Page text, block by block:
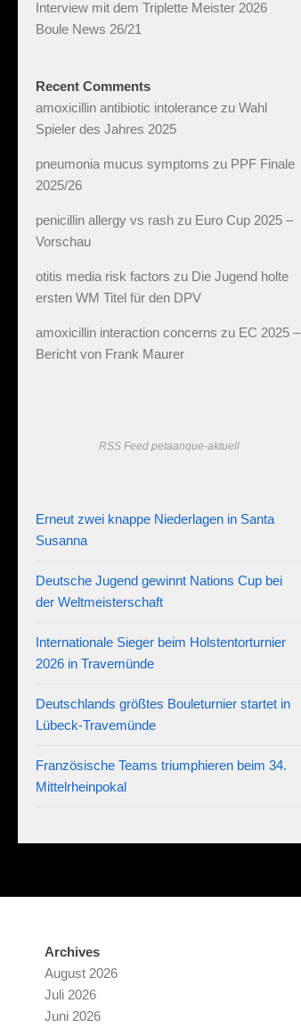
Interview mit dem Triplette Meister 2026
Boule News 26/21
Recent Comments
amoxicillin antibiotic intolerance zu Wahl
Spieler des Jahres 2025
pneumonia mucus symptoms zu PPF Finale
2025/26
penicillin allergy vs rash zu Euro Cup 2025 –
Vorschau
otitis media risk factors zu Die Jugend holte
ersten WM Titel für den DPV
amoxicillin interaction concerns zu EC 2025 –
Bericht von Frank Maurer
RSS Feed petaanque-aktuell
Erneut zwei knappe Niederlagen in Santa
Susanna
Deutsche Jugend gewinnt Nations Cup bei
der Weltmeisterschaft
Internationale Sieger beim Holstentorturnier
2026 in Travemünde
Deutschlands größtes Bouleturnier startet in
Lübeck-Travemünde
Französische Teams triumphieren beim 34.
Mittelrheinpokal
Archives
August 2026
Juli 2026
Juni 2026